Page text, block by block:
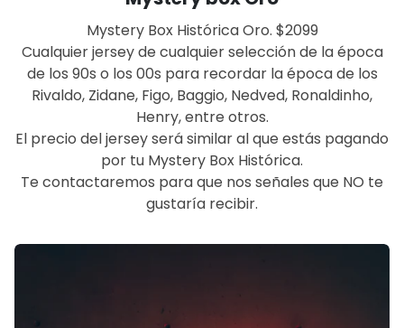
Mystery Box Histórica Oro. $2099
Cualquier jersey de cualquier selección de la época
de los 90s o los 00s para recordar la época de los
Rivaldo, Zidane, Figo, Baggio, Nedved, Ronaldinho,
Henry, entre otros.
El precio del jersey será similar al que estás pagando
por tu Mystery Box Histórica.
Te contactaremos para que nos señales que NO te
gustaría recibir.